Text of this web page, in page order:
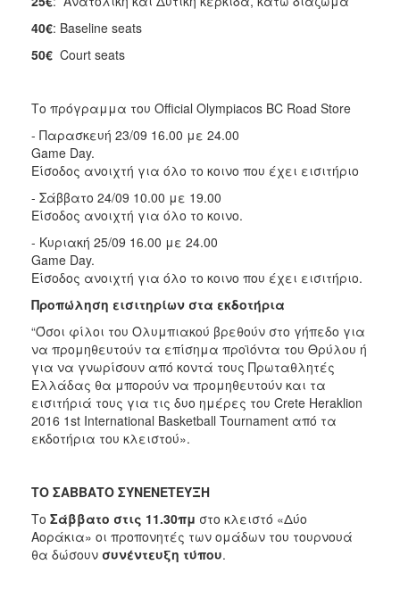
40€: Baseline seats
50€ Court seats
Το πρόγραμμα του Official Olympiacos BC Road Store
- Παρασκευή 23/09 16.00 με 24.00
Game Day.
Είσοδος ανοιχτή για όλο το κοινο που έχει εισιτήριο
- Σάββατο 24/09 10.00 με 19.00
Είσοδος ανοιχτή για όλο το κοινο.
- Κυριακή 25/09 16.00 με 24.00
Game Day.
Είσοδος ανοιχτή για όλο το κοινο που έχει εισιτήριο.
Προπώληση εισιτηρίων στα εκδοτήρια
“Όσοι φίλοι του Ολυμπιακού βρεθούν στο γήπεδο για
να προμηθευτούν τα επίσημα προϊόντα του Θρύλου ή
για να γνωρίσουν από κοντά τους Πρωταθλητές
Ελλάδας θα μπορούν να προμηθευτούν και τα
εισιτήριά τους για τις δυο ημέρες του Crete Heraklion
2016 1st International Basketball Tournament από τα
εκδοτήρια του κλειστού».
ΤΟ ΣΑΒΒΑΤΟ ΣΥΝΕΝΕΤΕΥΞΗ
Το Σάββατο στις 11.30πμ στο κλειστό «Δύο
Αοράκια» οι προπονητές των ομάδων του τουρνουά
θα δώσουν συνέντευξη τύπου.